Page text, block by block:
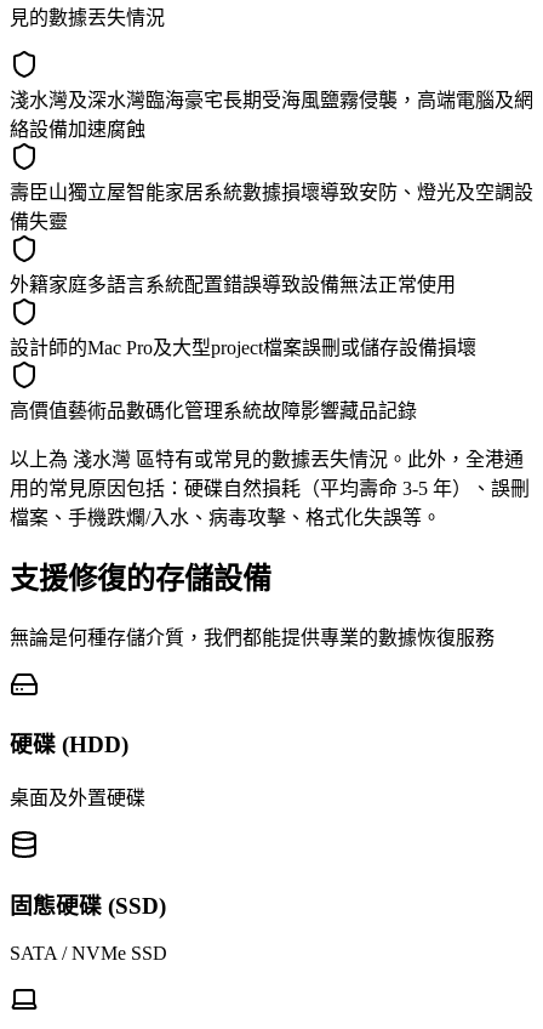
見的數據丟失情況
淺水灣及深水灣臨海豪宅長期受海風鹽霧侵襲，高端電腦及網
絡設備加速腐蝕
壽臣山獨立屋智能家居系統數據損壞導致安防、燈光及空調設
備失靈
外籍家庭多語言系統配置錯誤導致設備無法正常使用
設計師的Mac Pro及大型project檔案誤刪或儲存設備損壞
高價值藝術品數碼化管理系統故障影響藏品記錄
以上為 淺水灣 區特有或常見的數據丟失情況。此外，全港通
用的常見原因包括：硬碟自然損耗（平均壽命 3-5 年）、誤刪
檔案、手機跌爛/入水、病毒攻擊、格式化失誤等。
支援修復的存儲設備
無論是何種存儲介質，我們都能提供專業的數據恢復服務
硬碟 (HDD)
桌面及外置硬碟
固態硬碟 (SSD)
SATA / NVMe SSD